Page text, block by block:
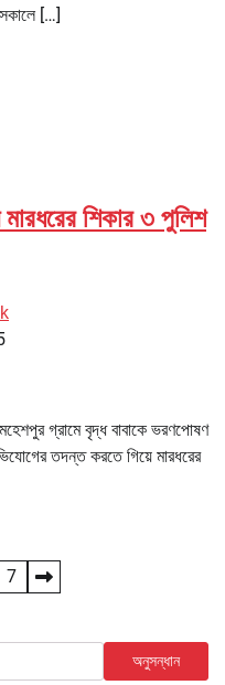
সকালে […]
শিকার ৩ পুলিশ
গ্রামে বৃদ্ধ বাবাকে ভরণপোষণ
তদন্ত করতে গিয়ে মারধরের
7
অনুসন্ধান